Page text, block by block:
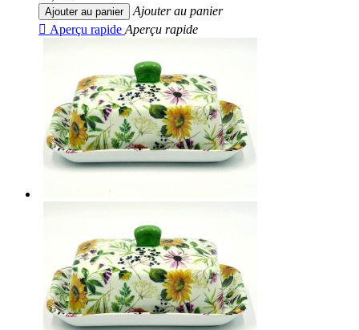
Ajouter au panier
Ajouter au panier
 Aperçu rapide Aperçu rapide